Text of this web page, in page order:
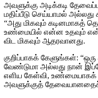
அவளுக்கு அடிக்கடி
மதிப்பீடு செய்யாமல்
“அது மிகவும் கடினமாகத்
உண்மையில் என்ன உதவும்
விட மிகவும் ஆதரவானது.
குறிப்பாகக் கேளுங்கள்:
வேண்டுமா அல்லது நான்
எளிய கேள்வி, உண்மையாகக்
அவளுக்குத்